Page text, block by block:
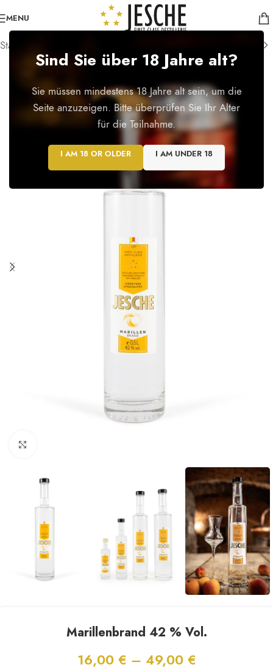
Sind Sie über 18 Jahre alt?
Sie müssen mindestens 18 Jahre alt sein, um die
Seite anzuzeigen. Bitte überprüfen Sie Ihr Alter
für die Teilnahme.
I AM 18 OR OLDER I AM UNDER 18
MENU
Startseite
Marillenbrand 42 % Vol.
16,00 € – 49,00 €